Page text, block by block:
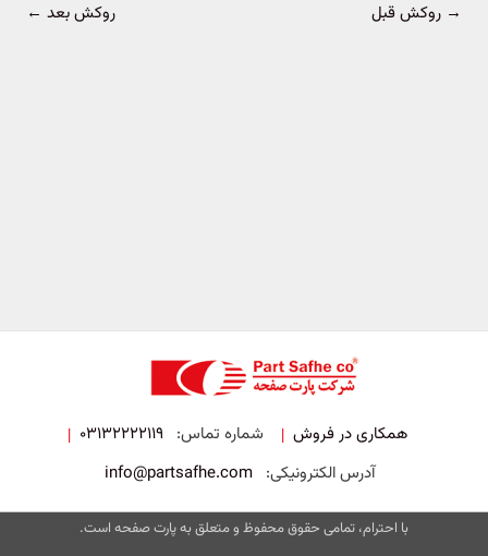
→ روکش قبل روکش بعد ←
همکاری در فروش | شماره تماس: 03132222119
|
آدرس الکترونیکی: info@partsafhe.com
با احترام، تمامی حقوق محفوظ و متعلق به پارت صفحه است.